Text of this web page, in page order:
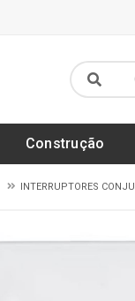
Construção
INTERRUPTORES